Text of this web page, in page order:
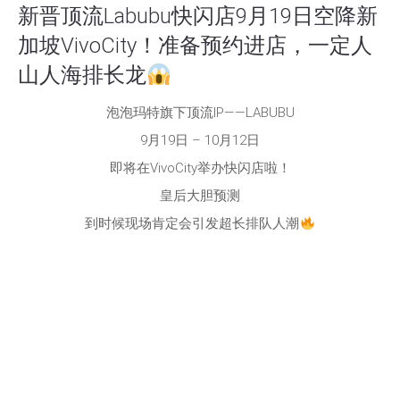
新晋顶流Labubu快闪店9月19日空降新
加坡VivoCity！准备预约进店，一定人
山人海排长龙
泡泡玛特旗下顶流IP——LABUBU
9月19日 – 10月12日
即将在VivoCity举办快闪店啦！
皇后大胆预测
到时候现场肯定会引发超长排队人潮